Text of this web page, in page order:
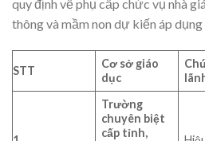
quy định về phụ cấp chức vụ nhà
thông và mầm non dự kiến áp
STT
Cơ sở giáo
dục
Trường
chuyên biệt
cấp tỉnh,